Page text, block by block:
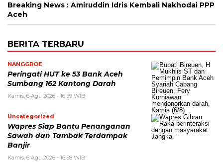
Breaking News : Amiruddin Idris Kembali Nakhodai PPP
Aceh
BERITA TERBARU
NANGGROE
Peringati HUT ke 53 Bank Aceh
Sumbang 162 Kantong Darah
Kamis, 6 Agu 2026 - 16:59 WIB
Uncategorized
Wapres Siap Bantu Penanganan
Sawah dan Tambak Terdampak
Banjir
Kamis, 6 Agu 2026 - 16:58 WIB